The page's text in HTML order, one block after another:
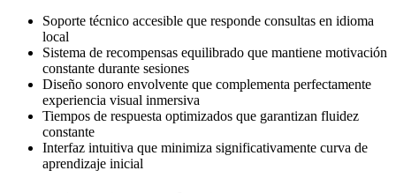
Soporte técnico accesible que responde consultas en idioma
local
Sistema de recompensas equilibrado que mantiene motivación
constante durante sesiones
Diseño sonoro envolvente que complementa perfectamente
experiencia visual inmersiva
Tiempos de respuesta optimizados que garantizan fluidez
constante
Interfaz intuitiva que minimiza significativamente curva de
aprendizaje inicial